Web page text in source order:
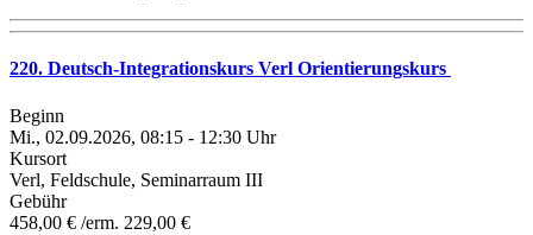
220. Deutsch-Integrationskurs Verl Orientierungskurs
Beginn
Mi., 02.09.2026, 08:15 - 12:30 Uhr
Kursort
Verl, Feldschule, Seminarraum III
Gebühr
458,00 € /erm. 229,00 €